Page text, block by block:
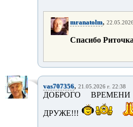
mranatolm,
Спасибо
vas707356, 21.05.2026 г. 22:38
ДОБРОГО
ДРУЖЕ!!!